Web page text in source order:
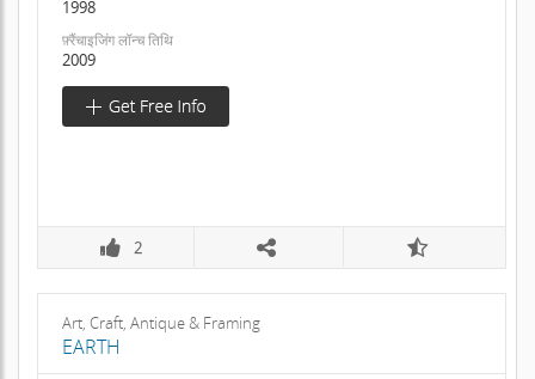
1998
फ़्रैंचाइजिंग लॉन्च तिथि
2009
2
Art, Craft, Antique & Framing
EARTH